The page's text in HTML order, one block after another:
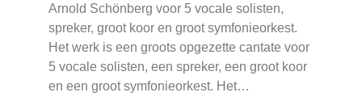
Arnold Schönberg voor 5 vocale solisten,
spreker, groot koor en groot symfonieorkest.
Het werk is een groots opgezette cantate voor
5 vocale solisten, een spreker, een groot koor
en een groot symfonieorkest. Het…